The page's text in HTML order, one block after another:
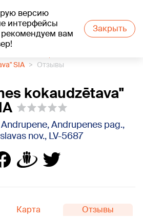
версию
интерфейсы
вам
Закрыть
SIA
Отзывы
kokaudzētava"
Andrupenes pag.,
nov., LV-5687
Карта Отзывы